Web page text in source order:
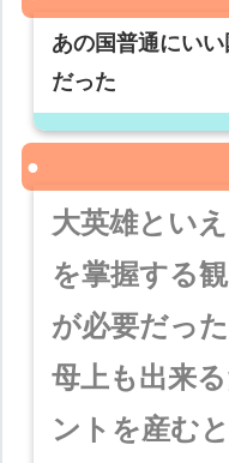
あの国普通にい
だった
大英雄とい
を掌握する
が必要だっ
母上も出来
ントを産む